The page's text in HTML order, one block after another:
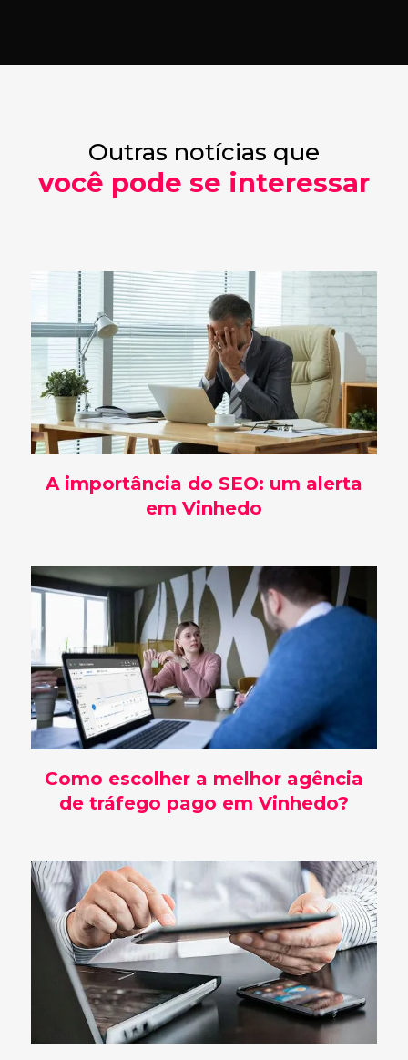
Outras notícias que
você pode se interessar
A importância do SEO: um alerta
em Vinhedo
Como escolher a melhor agência
de tráfego pago em Vinhedo?